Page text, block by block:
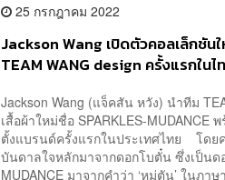
25 กรกฎาคม 2022
Jackson Wang เปิดตัวคอลเล็กชัน
TEAM WANG design ครั้งแรกในไ
Jackson Wang (แจ็คสัน หวัง) นำทีม
เสื้อผ้าใหม่ชื่อ SPARKLES-
ตั้งแบรนด์ครั้งแรกในประเทศไทย โดย
บันดาลใจหลักมาจากดอกโบตั๋น ซึ่งเป็น
MUDANCE มาจากคำว่า ‘หมู่ตัน’ ในภา